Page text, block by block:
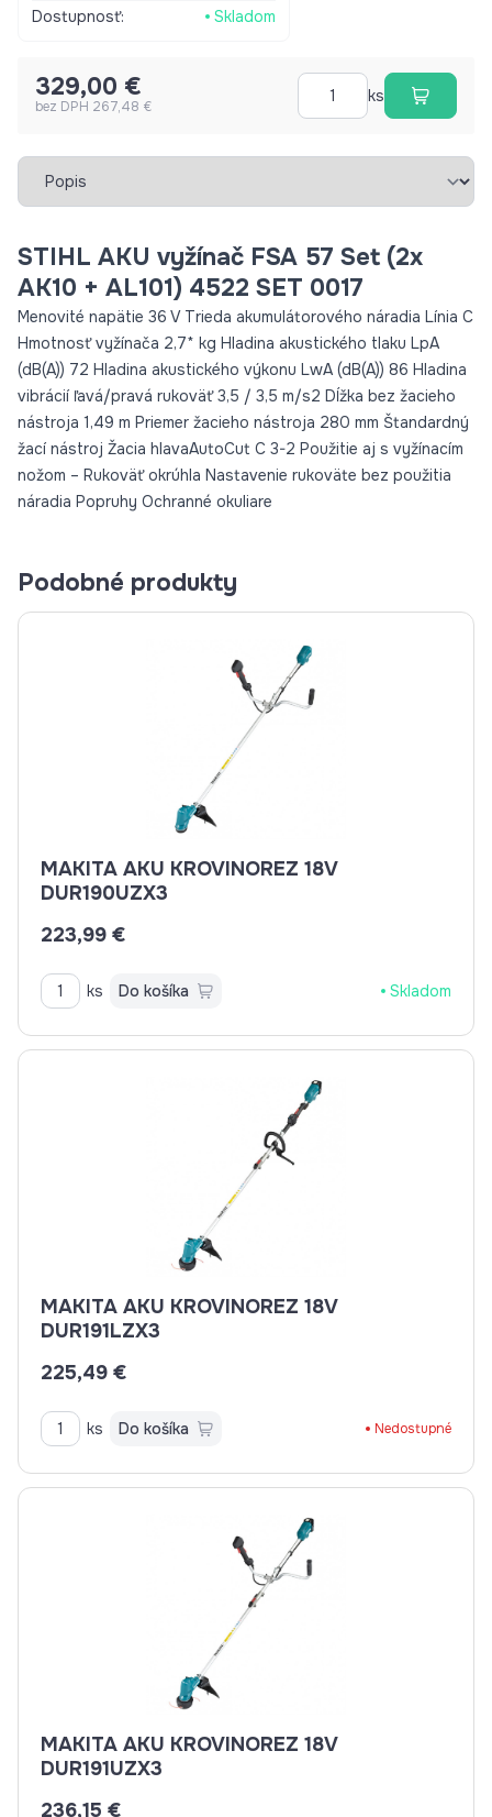
náradia Popruhy Ochranné okuliare
Dostupnosť:
Skladom
329,00 €
bez DPH 267,48 €
ks
Vybrať záložku
STIHL AKU vyžínač FSA 57 Set (2x
AK10 + AL101) 4522 SET 0017
Menovité napätie 36 V Trieda akumulátorového náradia Línia C
Hmotnosť vyžínača 2,7* kg Hladina akustického tlaku LpA
(dB(A)) 72 Hladina akustického výkonu LwA (dB(A)) 86 Hladina
vibrácií ľavá/pravá rukoväť 3,5 / 3,5 m/s2 Dĺžka bez žacieho
nástroja 1,49 m Priemer žacieho nástroja 280 mm Štandardný
žací nástroj Žacia hlavaAutoCut C 3-2 Použitie aj s vyžínacím
nožom – Rukoväť okrúhla Nastavenie rukoväte bez použitia
náradia Popruhy Ochranné okuliare
Podobné produkty
MAKITA AKU KROVINOREZ 18V
DUR190UZX3
223,99 €
ks Do košíka Skladom
MAKITA AKU KROVINOREZ 18V
DUR191LZX3
225,49 €
ks Do košíka Nedostupné
MAKITA AKU KROVINOREZ 18V
DUR191UZX3
236,15 €